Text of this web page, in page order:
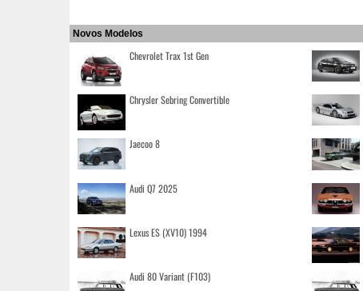
Novos Modelos
Chevrolet Trax 1st Gen
Chrysler Sebring Convertible
Jaecoo 8
Audi Q7 2025
Lexus ES (XV10) 1994
Audi 80 Variant (F103)